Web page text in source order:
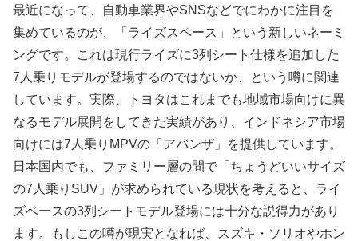
最近になって、自動車業界やSNSなどでにわかに注目を
集めているのが、「ライズスペース」という新しいネーミ
ングです。これは現行ライズに3列シート仕様を追加した
7人乗りモデルが登場するのではないか、という噂に関連
しています。実際、トヨタはこれまでも地域市場向けに異
なるモデル展開をしてきた実績があり、インドネシア市場
向けには7人乗りMPVの「アバンザ」を提供しています。
日本国内でも、ファミリー層の間で「ちょうどいいサイズ
の7人乗りSUV」が求められている現状を考えると、ライ
ズベースの3列シートモデル登場には十分な説得力があり
ます。もしこの噂が現実となれば、スズキ・ソリオやホン